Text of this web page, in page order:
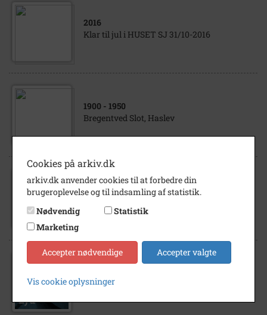
2016
Klar til jul i HUSET SJ 31/10-2016
1900 - 1950
Bregentved Slot, Haslev
2023
Giv en hjertegave til jul. Faxe/Faxe
Ladeplads
Jul i Biblioteket
Cookies på arkiv.dk
arkiv.dk anvender cookies til at forbedre din
brugeroplevelse og til indsamling af statistik.
Nødvendig
Statistik
Marketing
Accepter nødvendige Accepter valgte
Vis cookie oplysninger